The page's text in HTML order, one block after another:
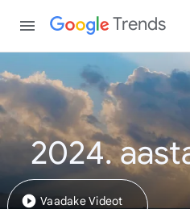
Trends
2024.
Vaadake Videot